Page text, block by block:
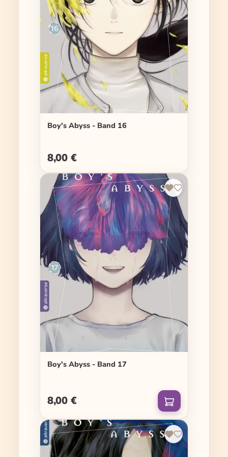
Boy's Abyss - Band 16
Regulärer Preis:
8,00 €
Boy's Abyss - Band 17
Regulärer Preis:
8,00 €